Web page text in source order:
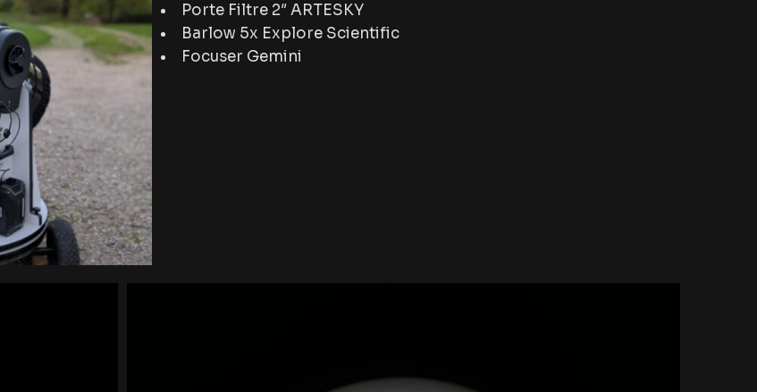
Porte Filtre 2″ ARTESKY
Barlow 5x Explore Scientific
Focuser Gemini